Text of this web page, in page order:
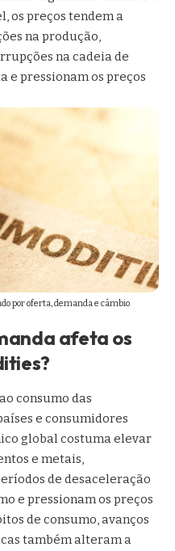
os preços tendem a
na produção,
na cadeia de
e pressionam os preços
por oferta, demanda e câmbio
afeta os
consumo das
e consumidores
global costuma elevar
e metais,
de desaceleração
e pressionam os preços
de consumo, avanços
também alteram a